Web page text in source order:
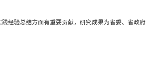
代表性作品，在业界享有广泛的声
表本学科领域一定数量高水平论文
题、重大实践经验总结方面有突